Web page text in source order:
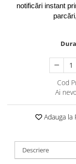
notificări instant
Cod
Ai
Adauga la
Descriere